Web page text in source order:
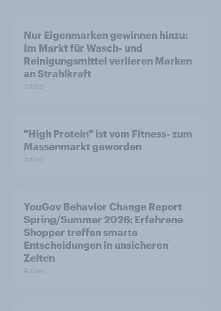
Nur Eigenmarken gewinnen hinzu:
Im Markt für Wasch- und
Reinigungsmittel verlieren Marken
an Strahlkraft
Artikel
"High Protein" ist vom Fitness- zum
Massenmarkt geworden
Artikel
YouGov Behavior Change Report
Spring/Summer 2026: Erfahrene
Shopper treffen smarte
Entscheidungen in unsicheren
Zeiten
Artikel